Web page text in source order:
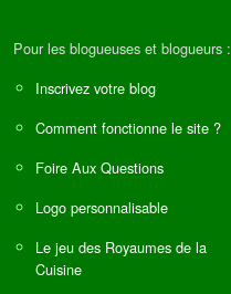
Pour les blogueuses et blogueurs :
Inscrivez votre blog
Comment fonctionne le site ?
Foire Aux Questions
Logo personnalisable
Le jeu des Royaumes de la
Cuisine